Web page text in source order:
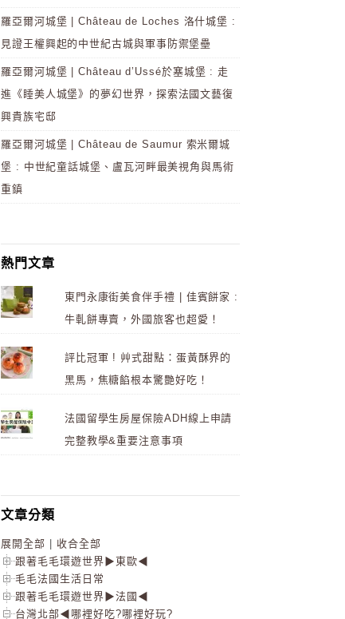
羅亞爾河城堡 | Château de Loches 洛什城堡 :
見證王權興起的中世紀古城與軍事防禦堡壘
羅亞爾河城堡 | Château d’Ussé於塞城堡 : 走
進《睡美人城堡》的夢幻世界，探索法國文藝復
興貴族宅邸
羅亞爾河城堡 | Château de Saumur 索米爾城
堡 : 中世紀童話城堡、盧瓦河畔最美視角與馬術
重鎮
熱門文章
東門永康街美食伴手禮 | 佳賓餅家 :
牛軋餅專賣，外國旅客也超愛！
評比冠軍 ! 艸式甜點：蛋黃酥界的
黑馬，焦糖餡根本驚艷好吃！
法國留學生房屋保險ADH線上申請
完整教學&重要注意事項
文章分類
展開全部
收合全部
跟著毛毛環遊世界▶東歐◀
毛毛法國生活日常
跟著毛毛環遊世界▶法國◀
台灣北部◀哪裡好吃?哪裡好玩?